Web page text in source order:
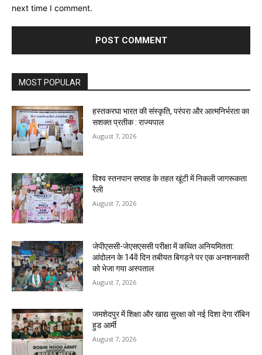
next time I comment.
MOST POPULAR
हस्तकरघा भारत की संस्कृति, परंपरा और आत्मनिर्भरता का
सशक्त प्रतीक : राज्यपाल
August 7, 2026
विश्व स्तनपान सप्ताह के तहत खूंटी में निकली जागरूकता
रैली
August 7, 2026
जेपीएससी-जेएसएससी परीक्षा में कथित अनियमितता:
आंदोलन के 14वें दिन तबीयत बिगड़ने पर एक अनशनकारी
को भेजा गया अस्पताल
August 7, 2026
जमशेदपुर में शिक्षा और खाद्य सुरक्षा को नई दिशा देगा रॉबिन
हुड आर्मी
August 7, 2026